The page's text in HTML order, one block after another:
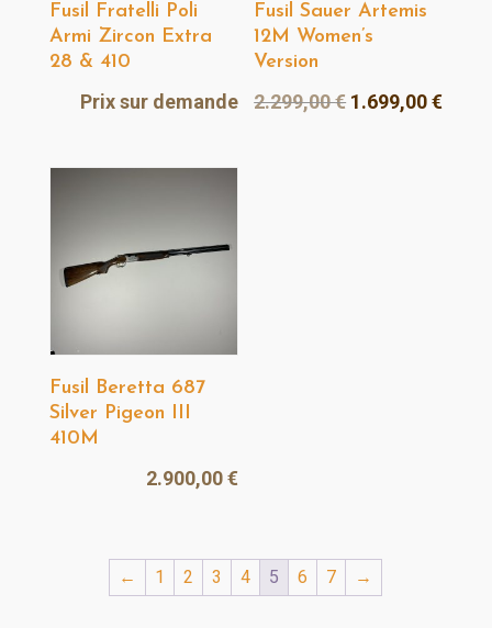
Fusil Fratelli Poli
Armi Zircon Extra
28 & 410
Prix sur demande
Fusil Sauer Artemis
12M Women’s
Version
2.299,00€ Le
1.699,00€Le
Fusil Beretta 687
Silver Pigeon III
410M
2.900,00€
← 1 2 3 4 5 6 7 →